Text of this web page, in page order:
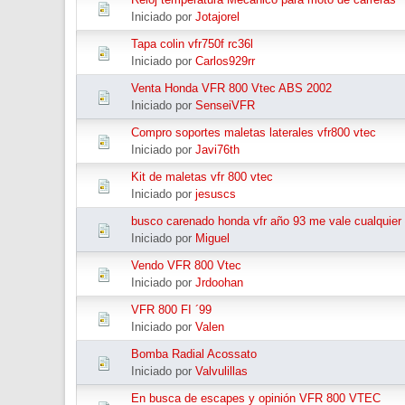
Iniciado por Jotajorel
Tapa colin vfr750f rc36l
Iniciado por Carlos929rr
Venta Honda VFR 800 Vtec ABS 2002
Iniciado por SenseiVFR
Compro soportes maletas laterales vfr800 vtec
Iniciado por Javi76th
Kit de maletas vfr 800 vtec
Iniciado por jesuscs
busco carenado honda vfr año 93 me vale cualquier
Iniciado por Miguel
Vendo VFR 800 Vtec
Iniciado por Jrdoohan
VFR 800 FI ´99
Iniciado por Valen
Bomba Radial Acossato
Iniciado por Valvulillas
En busca de escapes y opinión VFR 800 VTEC